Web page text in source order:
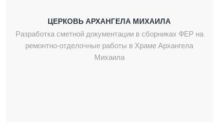
ЦЕРКОВЬ АРХАНГЕЛА МИХАИЛА
Разработка сметной документации в сборниках ФЕР на
ремонтно-отделочные работы в Храме Архангела
Михаила